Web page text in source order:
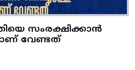
സംരക്ഷിക്കാൻ
വേണ്ടത്